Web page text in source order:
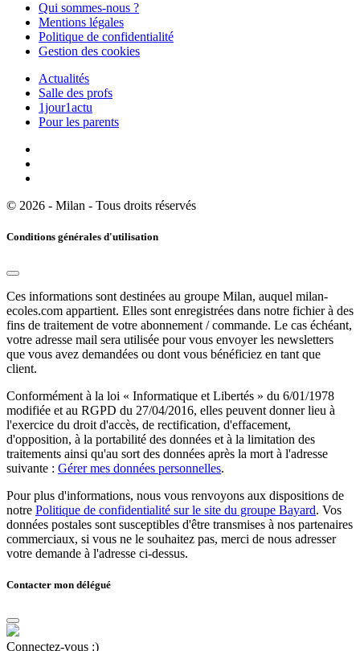
Qui sommes-nous ?
Mentions légales
Politique de confidentialité
Gestion des cookies
Actualités
Salle des profs
1jour1actu
Pour les parents
© 2026 - Milan - Tous droits réservés
Conditions générales d'utilisation
Ces informations sont destinées au groupe Milan, auquel milan-
ecoles.com appartient. Elles sont enregistrées dans notre fichier à des
fins de traitement de votre abonnement / commande. Le cas échéant,
votre adresse mail sera utilisée pour vous envoyer les newsletters
que vous avez demandées ou dont vous bénéficiez en tant que
client.
Conformément à la loi « Informatique et Libertés » du 6/01/1978
modifiée et au RGPD du 27/04/2016, elles peuvent donner lieu à
l'exercice du droit d'accès, de rectification, d'effacement,
d'opposition, à la portabilité des données et à la limitation des
traitements ainsi qu'au sort des données après la mort à l'adresse
suivante : Gérer mes données personnelles.
Pour plus d'informations, nous vous renvoyons aux dispositions de
notre Politique de confidentialité sur le site du groupe Bayard. Vos
données postales sont susceptibles d'être transmises à nos partenaires
commerciaux, si vous ne le souhaitez pas, merci de nous adresser
votre demande à l'adresse ci-dessus.
Contacter mon délégué
Connectez-vous :)